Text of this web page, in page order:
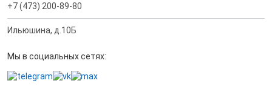
+7 (473) 200-89-80
Ильюшина, д.10Б
Мы в социальных сетях: